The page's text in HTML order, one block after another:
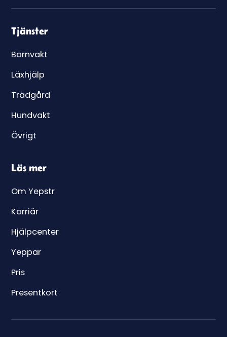
Tjänster
Barnvakt
Läxhjälp
Trädgård
Hundvakt
Övrigt
Läs mer
Om Yepstr
Karriär
Hjälpcenter
Yeppar
Pris
Presentkort